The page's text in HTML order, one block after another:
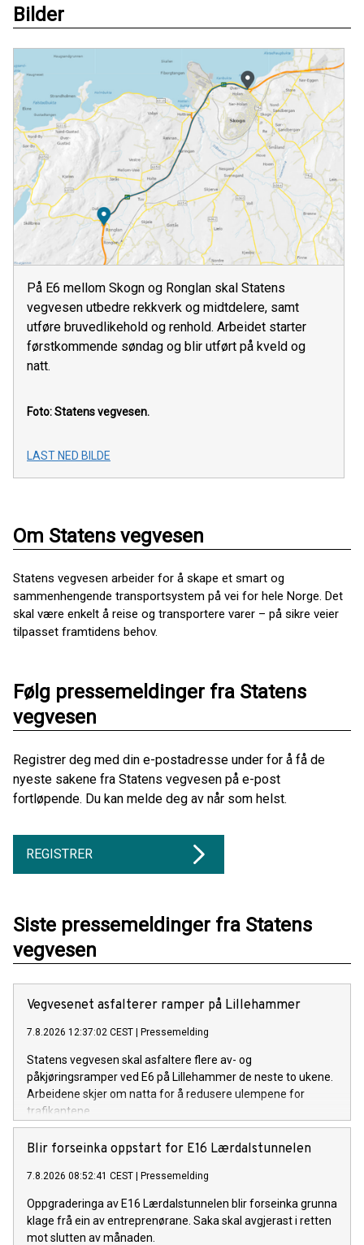
Bilder
På E6 mellom Skogn og Ronglan skal Statens
vegvesen utbedre rekkverk og midtdelere, samt
utføre bruvedlikehold og renhold. Arbeidet starter
førstkommende søndag og blir utført på kveld og
natt.
Foto: Statens vegvesen.
LAST NED BILDE
Om Statens vegvesen
Statens vegvesen arbeider for å skape et smart og
sammenhengende transportsystem på vei for hele Norge. Det
skal være enkelt å reise og transportere varer – på sikre veier
tilpasset framtidens behov.
Følg pressemeldinger fra Statens
vegvesen
Registrer deg med din e-postadresse under for å få de
nyeste sakene fra Statens vegvesen på e-post
fortløpende. Du kan melde deg av når som helst.
REGISTRER
Siste pressemeldinger fra Statens
vegvesen
Vegvesenet asfalterer ramper på Lillehammer
7.8.2026 12:37:02 CEST | Pressemelding
Statens vegvesen skal asfaltere flere av- og
påkjøringsramper ved E6 på Lillehammer de neste to ukene.
Arbeidene skjer om natta for å redusere ulempene for
trafikantene.
Blir forseinka oppstart for E16 Lærdalstunnelen
7.8.2026 08:52:41 CEST | Pressemelding
Oppgraderinga av E16 Lærdalstunnelen blir forseinka grunna
klage frå ein av entreprenørane. Saka skal avgjerast i retten
mot slutten av månaden.